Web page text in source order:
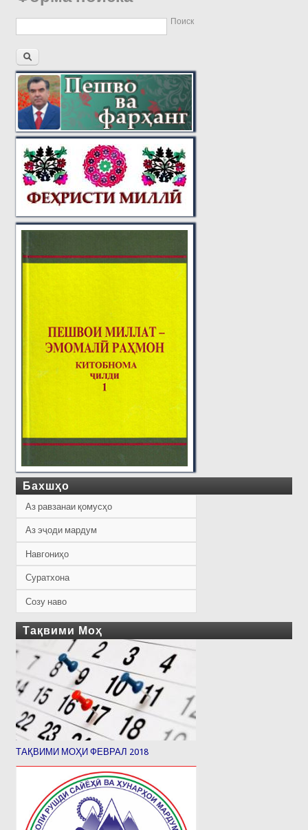
Поиск
Бахшҳо
Аз равзанаи қомусҳо
Аз эҷоди мардум
Навгониҳо
Суратхона
Созу наво
Тақвими Моҳ
ТАҚВИМИ МОҲИ ФЕВРАЛ 2018